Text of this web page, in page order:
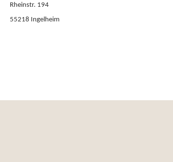
Rheinstr. 194
55218 Ingelheim